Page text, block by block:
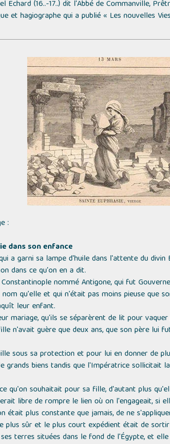
Echard (16..-17..) dit l'Abbé de Commanville,
et hagiographe qui a publié« Les nouvelles
:
dans son enfance
a garni sa lampe d'huile dans l'attente du
dans ce qu'on en a dit.
nommé Antigone, qui fut
qu'elle et qui n'était pas moins pieuse que
leur enfant.
mariage, qu'ils se séparèrent de lit pour
n'avait guère que deux ans, que son père lui
sous sa protection et pour lui en donner de
grands biens tandis que l'Impératrice sollicitait
qu'on souhaitait pour sa fille, d'autant plus
libre de rompre le lien où on l'engageait, si
était plus constante que jamais, de ne
plus sûr et le plus court expédient était de
terres situées dans le fond de l'Égypte, et